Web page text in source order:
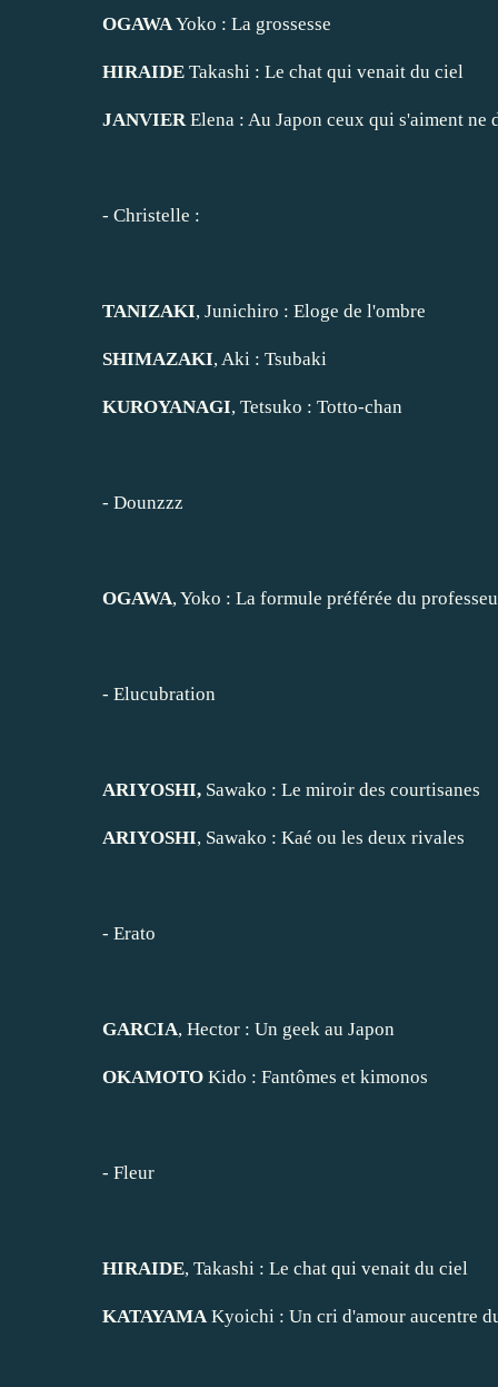
OGAWA Yoko : La grossesse
HIRAIDE Takashi : Le chat qui venait du ciel
JANVIER Elena : Au Japon ceux qui s'aiment ne
- Christelle :
TANIZAKI, Junichiro : Eloge de l'ombre
SHIMAZAKI, Aki : Tsubaki
KUROYANAGI, Tetsuko : Totto-chan
- Dounzzz
OGAWA, Yoko : La formule préférée du
- Elucubration
ARIYOSHI, Sawako : Le miroir des courtisanes
ARIYOSHI, Sawako : Kaé ou les deux rivales
- Erato
GARCIA, Hector : Un geek au Japon
OKAMOTO Kido : Fantômes et kimonos
- Fleur
HIRAIDE, Takashi : Le chat qui venait du ciel
KATAYAMA Kyoichi : Un cri d'amour aucentre